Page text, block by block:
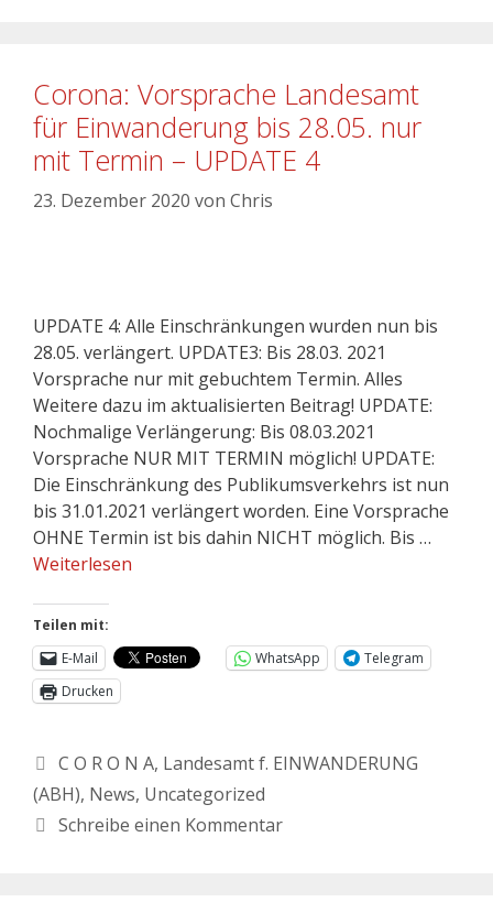
Corona: Vorsprache Landesamt
für Einwanderung bis 28.05. nur
mit Termin – UPDATE 4
23. Dezember 2020 von Chris
UPDATE 4: Alle Einschränkungen wurden nun bis
28.05. verlängert. UPDATE3: Bis 28.03. 2021
Vorsprache nur mit gebuchtem Termin. Alles
Weitere dazu im aktualisierten Beitrag! UPDATE:
Nochmalige Verlängerung: Bis 08.03.2021
Vorsprache NUR MIT TERMIN möglich! UPDATE:
Die Einschränkung des Publikumsverkehrs ist nun
bis 31.01.2021 verlängert worden. Eine Vorsprache
OHNE Termin ist bis dahin NICHT möglich. Bis …
Weiterlesen
Teilen mit:
E-Mail
WhatsApp
Telegram
Drucken
C O R O N A, Landesamt f. EINWANDERUNG
(ABH), News, Uncategorized
Schreibe einen Kommentar